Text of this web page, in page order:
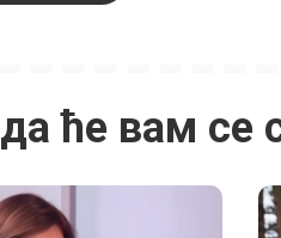
ће вам се